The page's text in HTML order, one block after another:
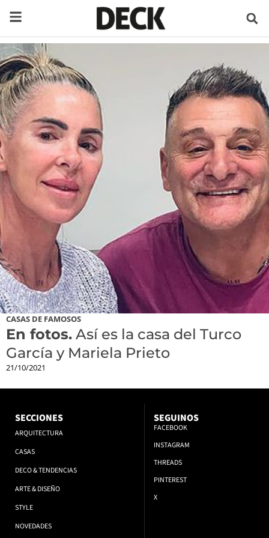
CASAS DE FAMOSOS
En fotos. Así es la casa del Turco
García y Mariela Prieto
21/10/2021
SECCIONES
ARQUITECTURA
CASAS
DECO & TENDENCIAS
ARTE & DISEÑO
STYLE
NOVEDADES
SEGUINOS
FACEBOOK
INSTAGRAM
THREADS
PINTEREST
X